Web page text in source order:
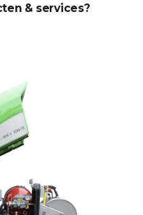
& services?